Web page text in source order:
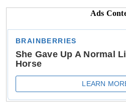
Ads